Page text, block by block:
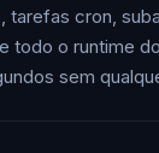
tarefas cron,
todo o runtime
sem